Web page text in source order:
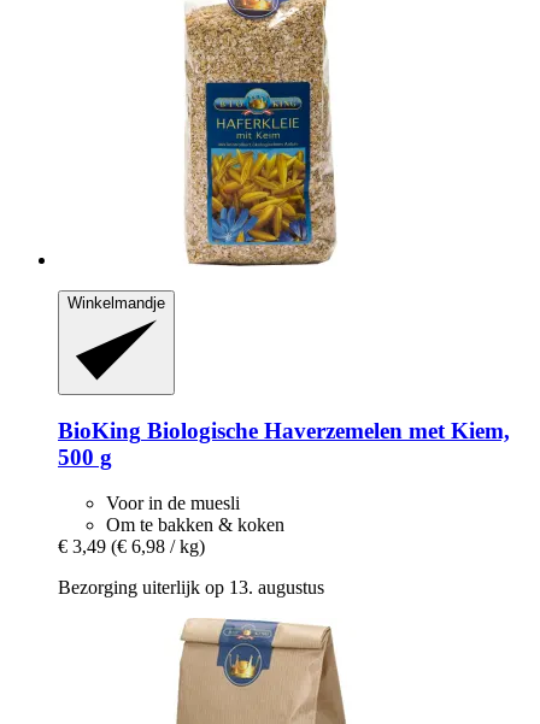
Winkelmandje
BioKing Biologische Haverzemelen met Kiem,
500 g
Voor in de muesli
Om te bakken & koken
€ 3,49 (€ 6,98 / kg)
Bezorging uiterlijk op 13. augustus